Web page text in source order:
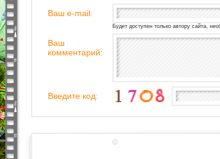
Ваш e-mail:
Будет доступен только автору сайта,
Ваш
комментарий:
Введите код: